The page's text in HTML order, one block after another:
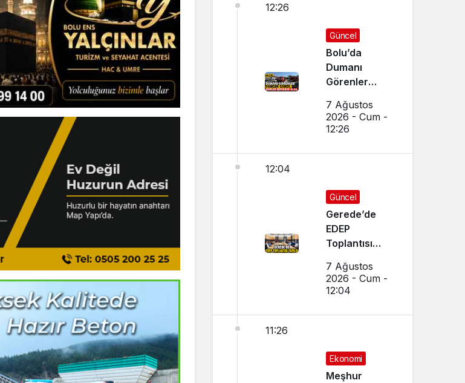
12:26
Güncel
Bolu’da
Dumanı
Görenler
Ekipler
Seferber Oldu
7 Ağustos
2026 - Cum -
12:26
12:04
Güncel
Gerede’de
EDEP
Toplantısı
7 Ağustos
2026 - Cum -
12:04
11:26
Ekonomi
Meşhur